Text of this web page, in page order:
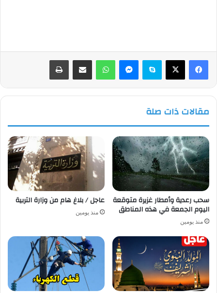
فيسبوك سكايب واتساب
مقالات ذات صلة
سحب رعدية وأمطار غزيرة متوقعة
اليوم الجمعة في هذه المناطق
منذ يومين
عاجل / بلاغ هام من وزارة التربية
منذ يومين